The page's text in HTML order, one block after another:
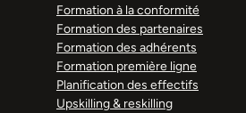
Formation à la conformité
Formation des partenaires
Formation des adhérents
Formation première ligne
Planification des effectifs
Upskilling & reskilling